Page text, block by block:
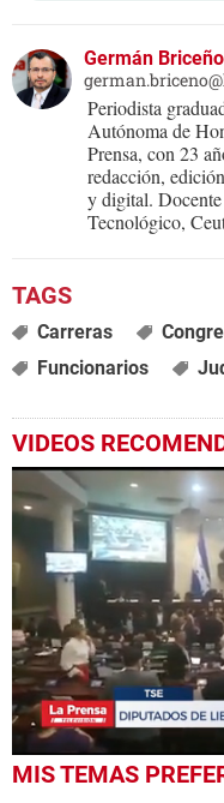
Germán Briceño
Periodista
Autónoma de
Prensa, con 23
redacción,
y digital.
Tecnológico,
Carreras
Funcionarios
VIDEOS
0
seconds
MIS TEMAS